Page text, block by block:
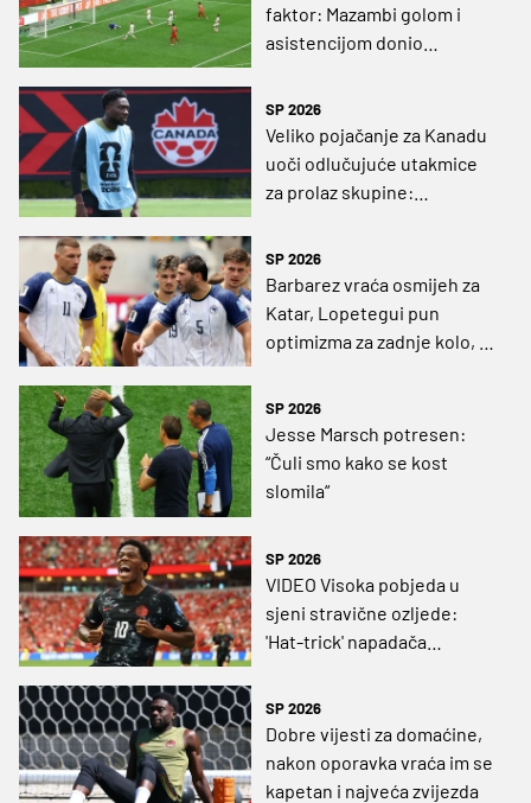
faktor: Mazambi golom i
asistencijom donio
SP 2026
Veliko pojačanje za Kanadu
uoči odlučujuće utakmice
za prolaz skupine:
SP 2026
Barbarez vraća osmijeh za
Katar, Lopetegui pun
optimizma za zadnje kolo, a
nadmudrio Zmajeve
SP 2026
Jesse Marsch potresen:
“Čuli smo kako se kost
slomila“
SP 2026
VIDEO Visoka pobjeda u
sjeni stravične ozljede:
'Hat-trick' napadača
SP 2026
Dobre vijesti za domaćine,
nakon oporavka vraća im se
kapetan i najveća zvijezda